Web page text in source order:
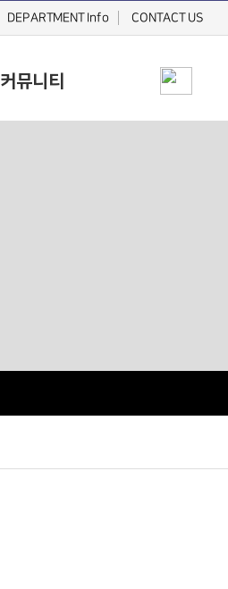
DEPARTMENT Info CONTACT US
커뮤니티